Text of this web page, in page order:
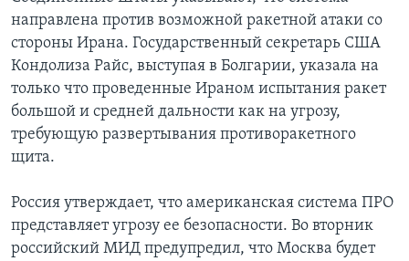
направлена против возможной ракетной атаки со
стороны Ирана. Государственный секретарь США
Кондолиза Райс, выступая в Болгарии, указала на
только что проведенные Ираном испытания ракет
большой и средней дальности как на угрозу,
требующую развертывания противоракетного
щита.
Россия утверждает, что американская система ПРО
представляет угрозу ее безопасности. Во вторник
российский МИД предупредил, что Москва будет